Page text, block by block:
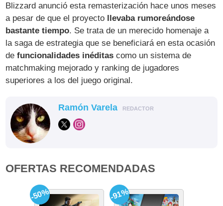
Blizzard anunció esta remasterización hace unos meses
a pesar de que el proyecto llevaba rumoreándose
bastante tiempo. Se trata de un merecido homenaje a
la saga de estrategia que se beneficiará en esta ocasión
defuncionalidades inéditas como un sistema de
matchmaking mejorado y ranking de jugadores
superiores a los del juego original.
Ramón Varela REDACTOR
OFERTAS RECOMENDADAS
-50% -91%